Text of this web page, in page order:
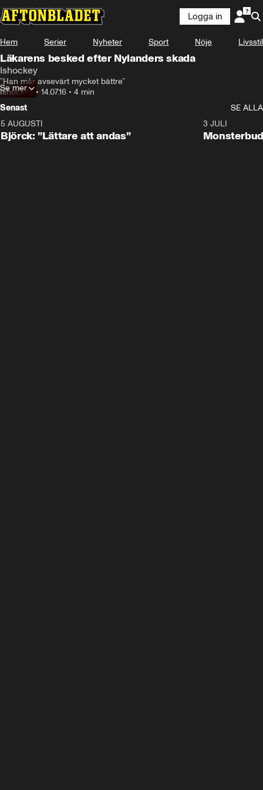
Logga in
Hem Serier Nyheter Sport Nöje Livsstil
Läkarens besked efter Nylanders skada
Ishockey
”Han mår avsevärt mycket bättre”
Ishockey• 14.07.16 • 4 min
Se mer
Senast
SE ALLA
5 AUGUSTI
Björck: ”Lättare att andas”
3 JULI